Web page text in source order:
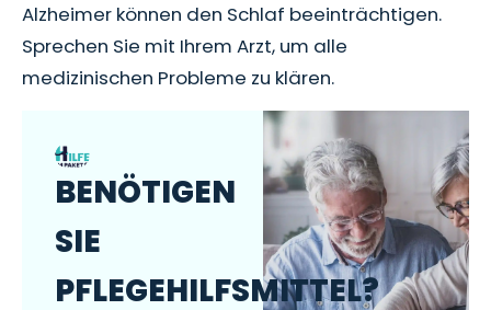
Alzheimer können den Schlaf beeinträchtigen.
Sprechen Sie mit Ihrem Arzt, um alle
medizinischen Probleme zu klären.
BENÖTIGEN
SIE
PFLEGEHILFSMITTEL?